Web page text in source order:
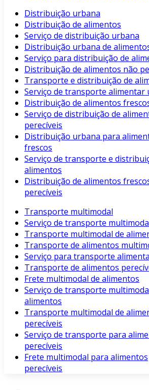
Distribuição urbana
Distribuição de alimentos
Serviço de distribuição urbana
Distribuição urbana de
Serviço para distribuição de
Distribuição de alimentos não
Transporte e distribuição de
Serviço de transporte alimentar
Distribuição de alimentos
Serviço de distribuição de
perecíveis
Distribuição urbana para
frescos
Serviço de transporte e
alimentos
Distribuição de alimentos
perecíveis
Transporte multimodal
Serviço de transporte
Transporte multimodal de
Transporte de alimentos
Serviço para transporte
Transporte de alimentos
Frete multimodal de alimentos
Serviço de transporte
alimentos
Transporte multimodal de
perecíveis
Serviço de transporte para
perecíveis
Frete multimodal para alimentos
perecíveis